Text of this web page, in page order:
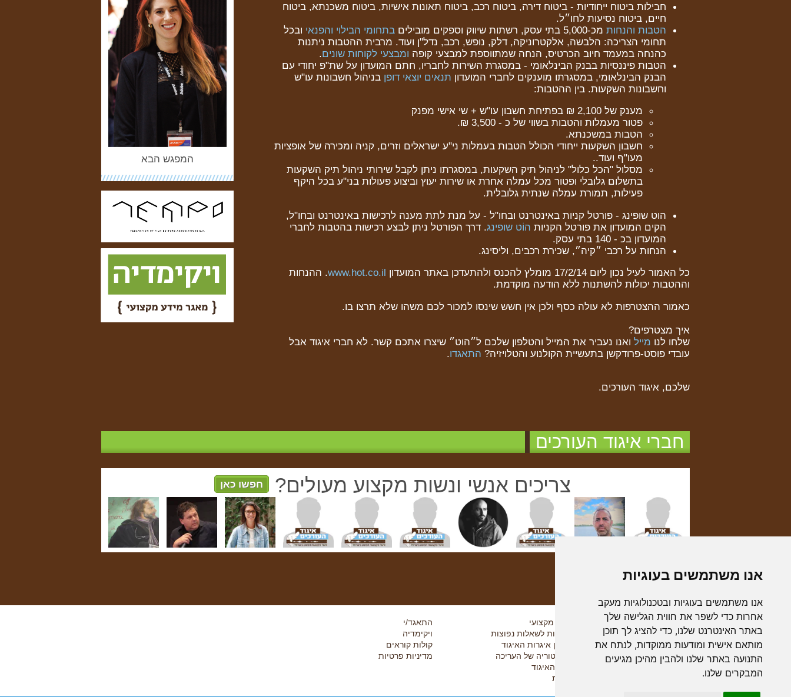
אנו משתמשים בעוגיות
אנו משתמשים בעוגיות ובטכנולוגיות מעקב
אחרות כדי לשפר את חווית הגלישה שלך
באתר האינטרנט שלנו, כדי להציג לך תוכן
מותאם אישית ומודעות ממוקדות, לנתח את
התנועה באתר שלנו ולהבין מהיכן מגיעים
המבקרים שלנו.
חבילות ביטוח ייחודיות - ביטוח דירה, ביטוח רכב, ביטוח תאונות אישיות, ביטוח משכנתא, ביטוח
חיים, ביטוח נסיעות לחו״ל.
הטבות והנחות מכ-5,000 בתי עסק, רשתות שיווק וספקים מובילים בתחומי הבילוי והפנאי ובכל
תחומי הצריכה: הלבשה, אלקטרוניקה, דלק, נופש, רכב, נדל"ן ועוד. מרבית ההטבות ניתנות
כהנחה במעמד חיוב הכרטיס, הנחה שמתווספת למבצעי קופה ומבצעי לקוחות שונים.
הטבות פיננסיות בבנק הבינלאומי - במסגרת השירות לחבריו, חתם המועדון על שת"פ יחודי עם
הבנק הבינלאומי, במסגרתו מוענקים לחברי המועדון תנאים יוצאי דופן בניהול חשבונות עו"ש
וחשבונות השקעות. בין ההטבות:
מענק של 2,100 ₪ בפתיחת חשבון עו"ש + שי אישי מפנק
פטור מעמלות והטבות בשווי של כ - 3,500 ₪.
הטבות במשכנתא.
חשבון השקעות ייחודי הכולל הטבות בעמלות ני"ע ישראלים וזרים, קניה ומכירה של אופציות
מעו"ף ועוד..
מסלול "הכל כלול" לניהול תיק השקעות, במסגרתו ניתן לקבל שירותי ניהול תיק השקעות
בתשלום גלובלי ופטור מכל עמלה אחרת או שירות יעוץ וביצוע פעולות בני"ע בכל היקף
פעילות, תמורת עמלה שנתית גלובלית.
הוט שופינג - פורטל קניות באינטרנט ובחו"ל - על מנת לתת מענה לרכישות באינטרנט ובחו"ל,
הקים המועדון את פורטל הקניות הוֹט שופינג. דרך הפורטל ניתן לבצע רכישות בהטבות לחברי
המועדון בכ - 140 בתי עסק.
הנחות על רכבי ״קיה״, שכירת רכבים, וליסינג.
כל האמור לעיל נכון ליום 17/2/14 מומלץ להכנס ולהתעדכן באתר המועדון
www.hot.co.il. ההנחות
וההטבות יכולות להשתנות ללא הודעה מוקדמת.
כאמור ההצטרפות לא עולה כסף ולכן אין חשש שינסו למכור לכם משהו שלא תרצו בו.
איך מצטרפים?
שלחו לנו מייל ואנו נעביר את המייל והטלפון שלכם ל״הוט״ שיצרו אתכם קשר. לא חברי איגוד אבל
עובדי פוסט-פרודקשן בתעשיית הקולנוע והטלויזיה? התאגדו.
שלכם, איגוד העורכים.
המפגש הבא
חברי איגוד העורכים
צריכים אנשי ונשות מקצוע מעולים? חפשו כאן
איך הכל התחיל מידע מקצועי
התאגד/י
דבר היו"ר
תשובות לשאלות נפוצות
ויקימדיה
המניפסט
ארכיון איגרות האיגוד
קולות קוראים
התקנון
ההיסטוריה של העריכה
מדיניות פרטיות
פרוטוקול כנס היסוד
חברי האיגוד
הנחות